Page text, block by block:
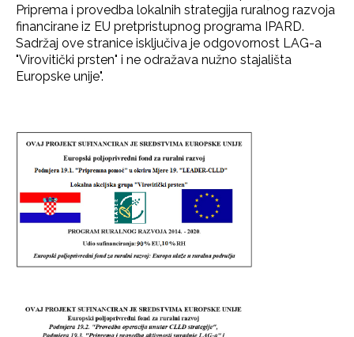
Priprema i provedba lokalnih strategija ruralnog razvoja
financirane iz EU pretpristupnog programa IPARD.
Sadržaj ove stranice isključiva je odgovornost LAG-a
"Virovitički prsten" i ne odražava nužno stajališta
Europske unije".